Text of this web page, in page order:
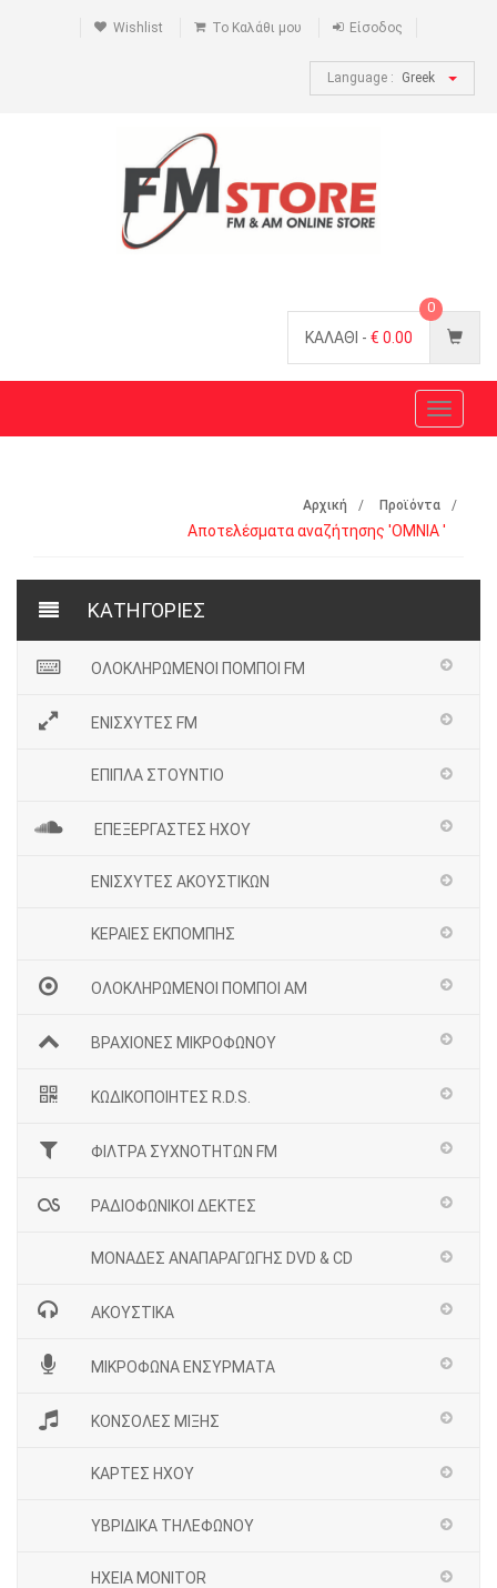
Wishlist Το Καλάθι μου Είσοδος
Language : Greek
ΚΑΛΑΘΙ - € 0.00
0
Toggle
Αρχική Προϊόντα
Αποτελέσματα αναζήτησης 'OMNIA '
ΚΑΤΗΓΟΡΙΕΣ
ΟΛΟΚΛΗΡΩΜΕΝΟΙ ΠΟΜΠΟΙ FM
ΕΝΙΣΧΥΤΕΣ FM
ΕΠΙΠΛΑ ΣΤΟΥΝΤΙΟ
ΕΠΕΞΕΡΓΑΣΤΕΣ ΗΧΟΥ
ΕΝΙΣΧΥΤΕΣ ΑΚΟΥΣΤΙΚΩΝ
ΚΕΡΑΙΕΣ ΕΚΠΟΜΠΗΣ
ΟΛΟΚΛΗΡΩΜΕΝΟΙ ΠΟΜΠΟΙ ΑΜ
ΒΡΑΧΙΟΝΕΣ ΜΙΚΡΟΦΩΝΟΥ
ΚΩΔΙΚΟΠΟΙΗΤΕΣ R.D.S.
ΦΙΛΤΡΑ ΣΥΧΝΟΤΗΤΩΝ FM
ΡΑΔΙΟΦΩΝΙΚΟΙ ΔΕΚΤΕΣ
ΜΟΝΑΔΕΣ ΑΝΑΠΑΡΑΓΩΓΗΣ DVD & CD
ΑΚΟΥΣΤΙΚΑ
ΜΙΚΡΟΦΩΝΑ ΕΝΣΥΡΜΑΤΑ
ΚΟΝΣΟΛΕΣ ΜΙΞΗΣ
ΚΑΡΤΕΣ ΗΧΟΥ
ΥΒΡΙΔΙΚΑ ΤΗΛΕΦΩΝΟΥ
ΗΧΕΙΑ MONITOR